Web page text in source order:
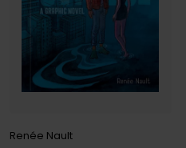
Renée Nault